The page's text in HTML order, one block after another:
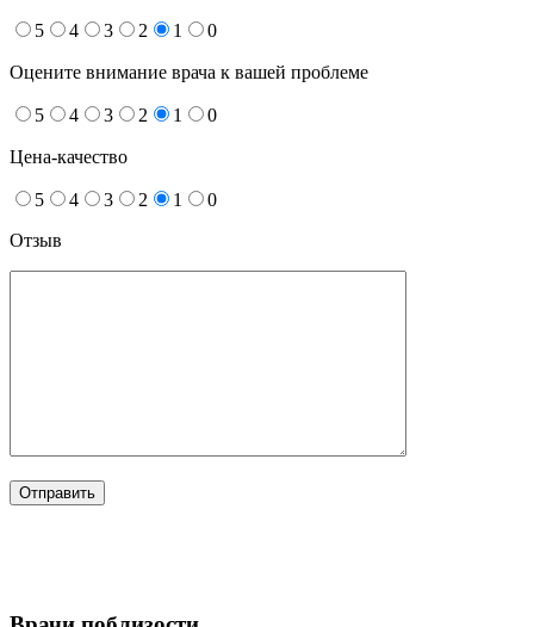
5 4 3 2 1 0
Оцените внимание врача к вашей проблеме
5 4 3 2 1 0
Цена-качество
5 4 3 2 1
0
Отзыв